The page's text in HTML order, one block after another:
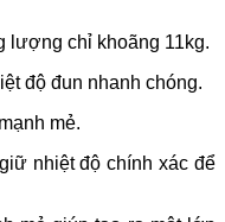
lượng chỉ khoãng 11kg.
độ đun nhanh chóng.
mẻ.
nhiệt độ chính xác để